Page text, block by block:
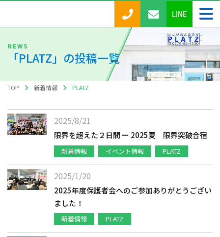
LINE
「PLATZ 」の投稿一覧
TOP 新着情報 PLATZ
2025/8/21
限界を超えた２日間 ー 2025夏 限界突破合宿
新着情報 イベント情報 PLATZ
2025/1/20
2025年度保護者会へのご参加ありがとうござい
ました！
新着情報 PLATZ